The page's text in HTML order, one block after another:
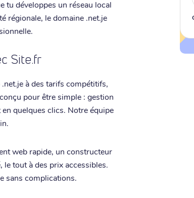
tu développes un réseau local
régionale, le domaine .net.je
Site.fr
à des tarifs compétitifs,
pour être simple : gestion
quelques clics. Notre équipe
web rapide, un constructeur
le tout à des prix accessibles.
sans complications.